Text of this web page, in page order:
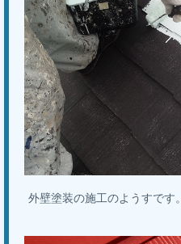
外壁塗装の施工のようすです。